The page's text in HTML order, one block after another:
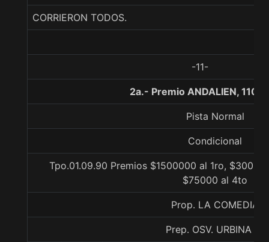
CORRIERON TODOS.
-11-
2a.- Premio ANDALIEN, 1100
Pista Normal
Condicional
Tpo.01.09.90 Premios $1500000 al 1ro,
$75000 al 4to
Prop. LA COMEDIA
Prep. OSV. URBINA H.